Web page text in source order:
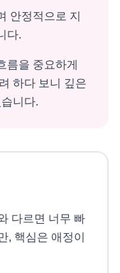
안정적으로 지
다.
름을 중요하게
하다 보니 깊은
니다.
다르면 너무 빠
, 핵심은 애정이